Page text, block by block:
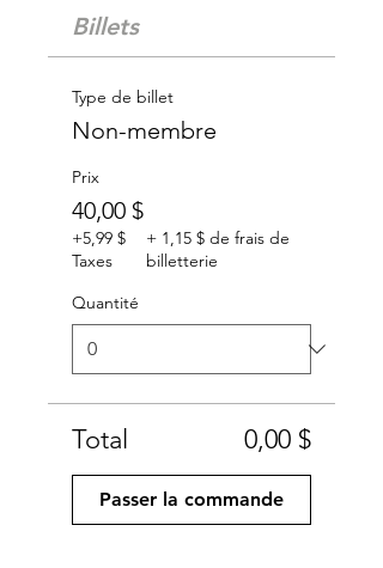
Billets
Type de billet
Non-membre
Prix
40,00 $
+5,99 $
Taxes
+ 1,15 $ de frais de
billetterie
Quantité
Total 0,00 $
Passer la commande